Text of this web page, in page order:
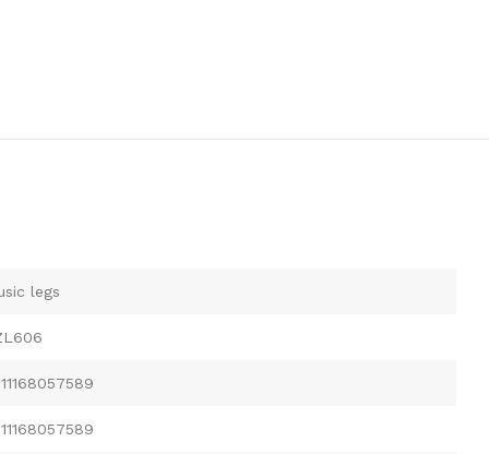
legs